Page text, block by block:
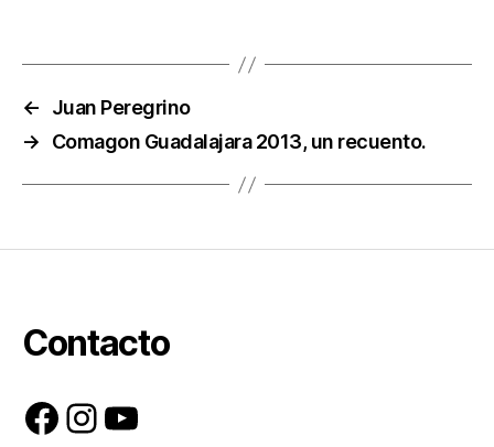
←
Juan Peregrino
→
Comagon Guadalajara 2013, un recuento.
Contacto
Facebook
Instagram
YouTube